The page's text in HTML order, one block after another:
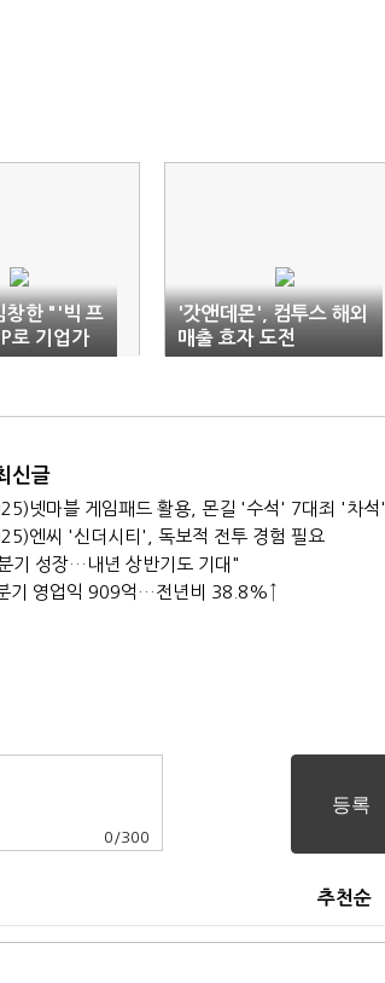
창한 "'빅 프
로 기업가
'갓앤데몬', 컴투스 해외
매출 효자 도전
신글
넷마블 게임패드 활용, 몬길 '수석' 7대죄 '차석'
엔씨 '신더시티', 독보적 전투 경험 필요
기 성장…내년 상반기도 기대"
기 영업익 909억…전년비 38.8%↑
0 /300
추천순